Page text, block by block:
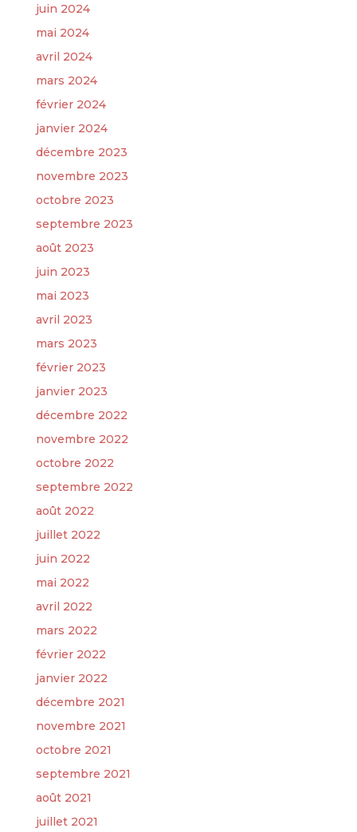
juin 2024
mai 2024
avril 2024
mars 2024
février 2024
janvier 2024
décembre 2023
novembre 2023
octobre 2023
septembre 2023
août 2023
juin 2023
mai 2023
avril 2023
mars 2023
février 2023
janvier 2023
décembre 2022
novembre 2022
octobre 2022
septembre 2022
août 2022
juillet 2022
juin 2022
mai 2022
avril 2022
mars 2022
février 2022
janvier 2022
décembre 2021
novembre 2021
octobre 2021
septembre 2021
août 2021
juillet 2021